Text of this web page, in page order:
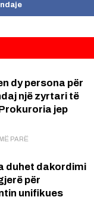
dy persona për
një zyrtari të
jep
PARË
duhet dakordimi
për
unifikues